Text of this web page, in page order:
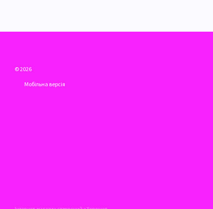
© 2026
Мобільна версія